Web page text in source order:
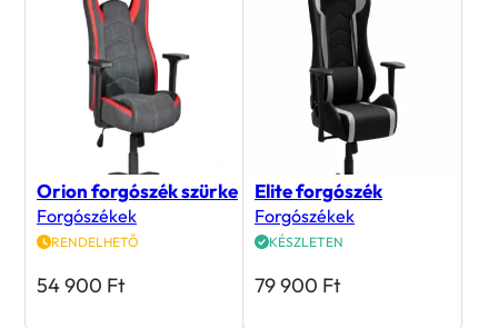
Orion forgószék szürke
Forgószékek
RENDELHETŐ
54 900 Ft
Elite forgószék
Forgószékek
KÉSZLETEN
79 900 Ft